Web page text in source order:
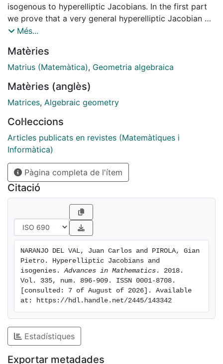
isogenous to hyperelliptic Jacobians. In the first part
we prove that a very general hyperelliptic Jacobian of
genus is not isogenous to a non-hyperelliptic
intermediate Jacobian of a very general cubic
threefold is not isogenous to a Jacobian. Another
gonal curve of genus is not isogenous to a different
Jacobian. In the second part we consider a closed
varieties of dimension . We show that if a very general
element of is dominated by the Jacobian of a curve C
and , then C is not hyperelliptic. In particular, if the
general element in is simple, its Kummer variety does
not contain rational curves. Finally we show that a
closed subvariety of dimension such that the Jacobian
of a very general element of is dominated by a
hyperelliptic Jacobian is contained either in the
hyperelliptic or in the trigonal locus.
Més...
Matèries
Matrius (Matemàtica), Geometria algebraica
Matèries (anglès)
Matrices, Algebraic geometry
Col·leccions
Articles publicats en revistes (Matemàtiques i
Informàtica)
Pàgina completa de l'ítem
Citació
NARANJO DEL VAL, Juan Carlos and PIROLA, Gian
Pietro. Hyperelliptic Jacobians and
isogenies. Advances in Mathematics . 2018.
Vol. 335, num. 896-909. ISSN 0001-8708.
[consulted: 7 of August of 2026]. Available
at: https://hdl.handle.net/2445/143342
Estadístiques
Exportar metadades